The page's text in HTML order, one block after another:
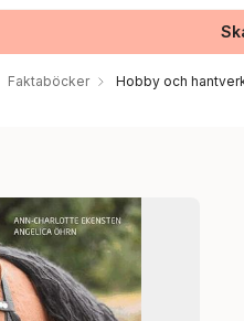
Faktaböcker Hobby och